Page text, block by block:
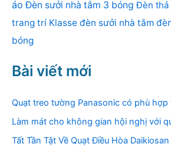
áo Đèn sưởi nhà tắm 3 bóng Đèn thả
trang trí Klasse đèn sưởi nhà tắm
bóng
Bài viết mới
Quạt treo tường Panasonic có phù hợp
Làm mát cho không gian hội nghị với
Tất Tần Tật Về Quạt Điều Hòa Daikiosan